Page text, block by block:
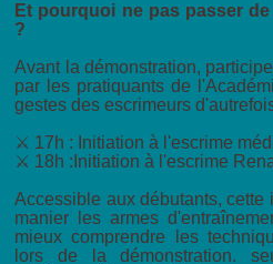
Et pourquoi ne pas passer
?
Avant la démonstration,
par les pratiquants de
gestes des escrimeurs
⚔️ 17h : Initiation à l'escrime
⚔️ 18h :Initiation à l'escrime
Accessible aux débutants, cette
manier les armes
mieux comprendre les
lors de la démonstration.